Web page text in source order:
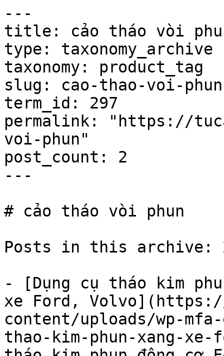
---
title: cảo tháo vòi
type: taxonomy_archive
taxonomy: product_tag
slug: cao-thao-voi-phun
term_id: 297
permalink: "https://
voi-phun"
post_count: 2
---
# cảo tháo vòi phun
Posts in this archive:
- [Dụng cụ tháo kim
xe Ford,
content/uploads/wp-
thao-kim-phun-xang-